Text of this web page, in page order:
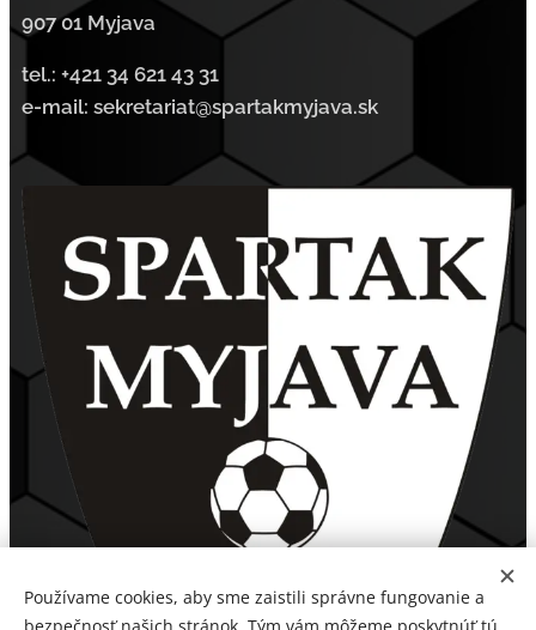
907 01 Myjava
tel.: +421 34 621 43 31
e-mail: sekretariat@spartakmyjava.sk
Používame cookies, aby sme zaistili správne fungovanie a